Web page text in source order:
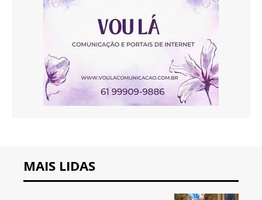
MAIS LIDAS